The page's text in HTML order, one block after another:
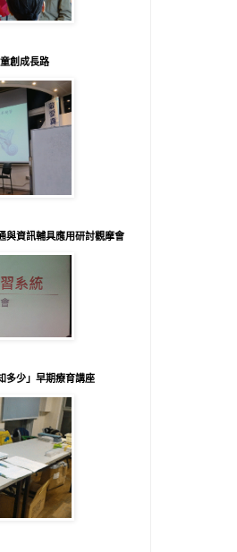
創成長路
與資訊輔具應用研討觀摩會
多少」早期療育講座